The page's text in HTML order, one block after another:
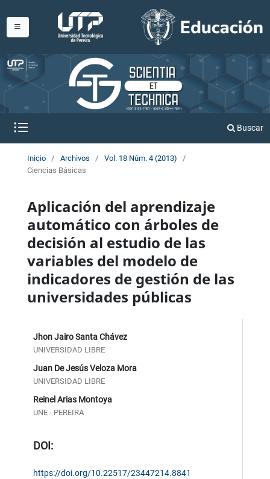
Buscar
Inicio / Archivos / Vol. 18 Núm. 4 (2013)
/
Ciencias Básicas
Aplicación del aprendizaje
automático con árboles de
decisión al estudio de las
variables del modelo de
indicadores de gestión de las
universidades públicas
Jhon Jairo Santa Chávez
UNIVERSIDAD LIBRE
Juan De Jesús Veloza Mora
UNIVERSIDAD LIBRE
Reinel Arias Montoya
UNE - PEREIRA
DOI:
https://doi.org/10.22517/23447214.8841